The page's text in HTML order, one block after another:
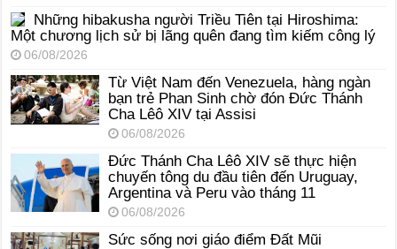
Những hibakusha người Triều Tiên tại Hiroshima:
Một chương lịch sử bị lãng quên đang tìm kiếm công lý
06/08/2026
Từ Việt Nam đến Venezuela, hàng ngàn
bạn trẻ Phan Sinh chờ đón Đức Thánh
Cha Lêô XIV tại Assisi
06/08/2026
Đức Thánh Cha Lêô XIV sẽ thực hiện
chuyến tông du đầu tiên đến Uruguay,
Argentina và Peru vào tháng 11
06/08/2026
Sức sống nơi giáo điểm Đất Mũi